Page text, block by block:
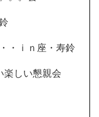
・ｉｎ座・寿鈴
楽しい懇親会